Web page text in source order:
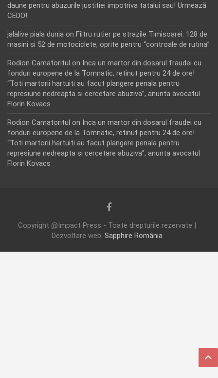
daune pentru abuzurile justitiei impotriva tatalui sau! Urmează
CEDO!
jalalive piala dunia on Filtru rutier pe strazile Timisoarei: 128 de
masini si 52 de motociclete, oprite pentru “controale de rutina”
Rodion Camatoritul on Inca un martor din dosarul fraudei cu
fonduri europene de la Tomnatic, retinut pentru 24 de ore!
“Toti martorii hartuiti au facut plangere penala pentru
represiune nedreapta si cercetare abuziva”, anunta avocatul
Florin Kovacs
Rodion Camatoritul on Inca un martor din dosarul fraudei cu
fonduri europene de la Tomnatic, retinut pentru 24 de ore!
“Toti martorii hartuiti au facut plangere penala pentru
represiune nedreapta si cercetare abuziva”, anunta avocatul
Florin Kovacs
Copyright @Impact Press - Toate drepturile rezervate |
Dezvoltare web: Sapphire România